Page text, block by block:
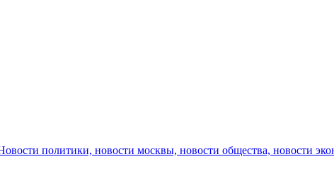
политики, новости москвы, новости общества, новости